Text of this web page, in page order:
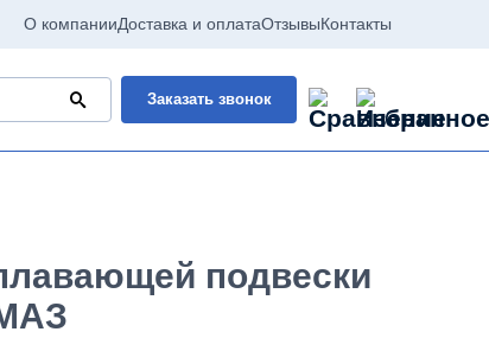
О компанииДоставка и оплатаОтзывыКонтакты
Заказать звонок
подвески